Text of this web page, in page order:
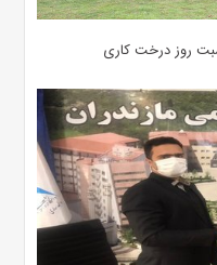
روز درخت کاری